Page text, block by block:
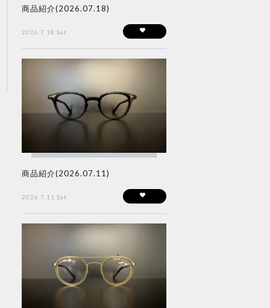
商品紹介(2026.07.18)
2026.7.18 Sat
商品紹介(2026.07.11)
2026.7.11 Sat